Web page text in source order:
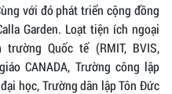
với đó phát triển cộng đồng
Garden. Loạt tiện ích ngoại
Quốc tế (RMIT, BVIS,
CANADA, Trường công lập
học, Trường dân lập Tôn Đức